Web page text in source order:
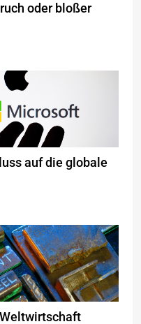
oder bloßer
auf die globale